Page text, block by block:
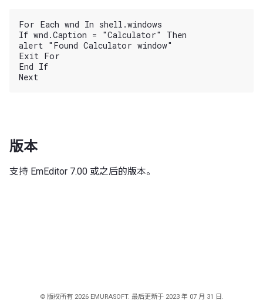
For Each wnd In shell.windows
If wnd.Caption = "Calculator" Then
alert "Found Calculator window"
Exit For
End If
版本
支持 EmEditor 7.00 或之后的版本。
© 版权所有 2026 EMURASOFT. 最后更新于 2023 年 07 月 31 日.